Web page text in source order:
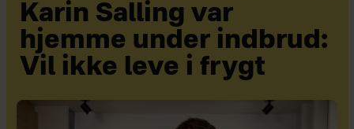
Karin Salling var
hjemme under indbrud:
Vil ikke leve i frygt